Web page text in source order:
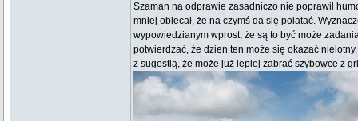
Szaman na odprawie zasadniczo nie poprawił
mniej obiecał, że na czymś da się polatać.
wypowiedzianym wprost, że są to być może
potwierdzać, że dzień ten może się okazać
z sugestią, że może już lepiej zabrać szybowce z